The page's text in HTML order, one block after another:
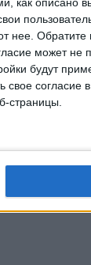
нее. Обратите
может не
будут
свое
страницы.